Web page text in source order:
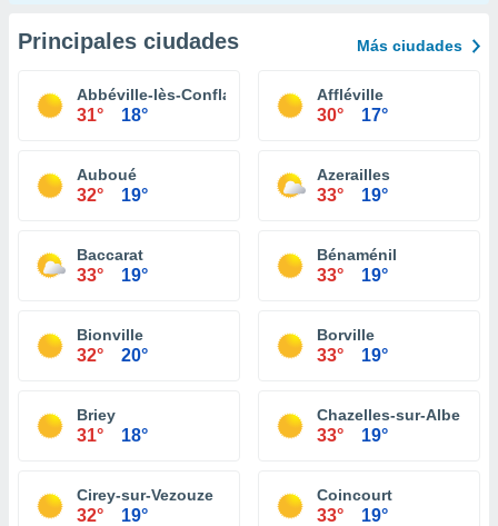
Principales ciudades Más ciudades
Abbéville-lès-Conflans
31° 18°
Affléville
30° 17°
Auboué
32° 19°
Azerailles
33° 19°
Baccarat
33° 19°
Bénaménil
33° 19°
Bionville
32° 20°
Borville
33° 19°
Briey
31° 18°
Chazelles-sur-Albe
33° 19°
Cirey-sur-Vezouze
32° 19°
Coincourt
33° 19°